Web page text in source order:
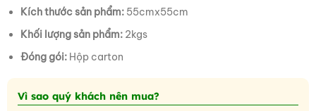
Kích thước sản phẩm:55cmx55cm
Khối lượng sản phẩm:2kgs
Đóng gói:Hộp carton
Vì sao quý khách nên mua?